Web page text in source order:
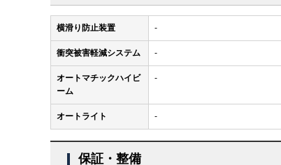
横滑り防止装置 -
衝突被害軽減システム -
オートマチックハイビ
ーム
-
オートライト -
保証・整備